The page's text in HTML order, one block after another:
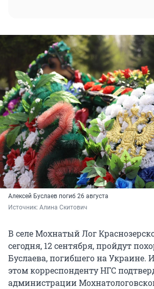
Алексей Буслаев погиб 26 августа
Источник: Алина Скитович
В селе Мохнатый Лог
сегодня, 12 сентября, пройдут
Буслаева, погибшего на
этом корреспонденту НГС
администрации